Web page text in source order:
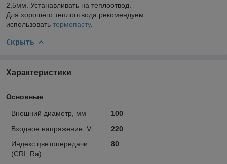
2,5мм. Устанавливать на теплоотвод.
Для хорошего теплоотвода рекомендуем
использовать термопасту.
Скрыть
Характеристики
Основные
Внешний диаметр, мм
100
Входное нaпряжение, V
220
Индекс цветопередачи
(CRI, Ra)
80